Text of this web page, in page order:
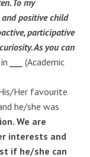
To my
positive child
participative
As you can
in
(Academic
Her favourite
he/she was
We are
interests and
if he/she can